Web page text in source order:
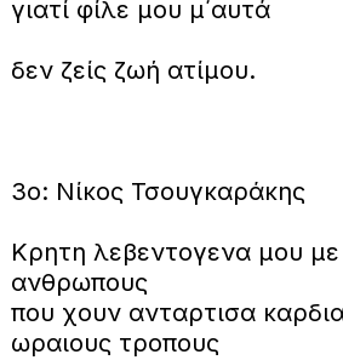
γιατί φίλε μου μ΄αυτά
δεν ζείς ζωή ατίμου.
3ο: Νίκος Τσουγκαράκης
Κρητη λεβεντογενα μου
ανθρωπους
που χουν ανταρτισα
ωραιους τροπους